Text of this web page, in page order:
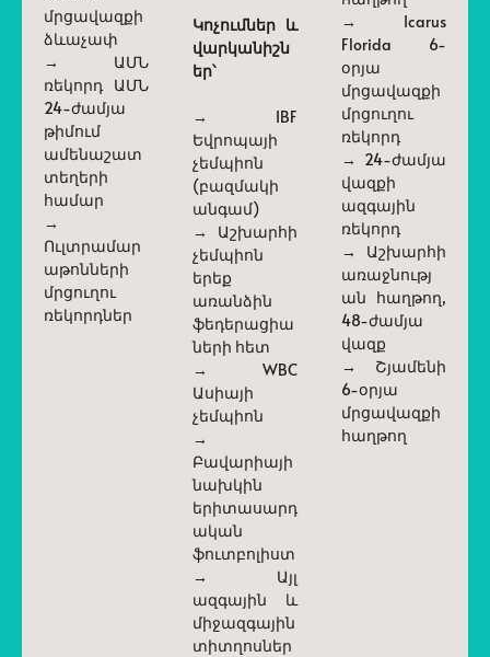
մրցավազքի
ձևաչափ
→ ԱՄՆ
ռեկորդ ԱՄՆ
24-ժամյա
թիմում
ամենաշատ
տեղերի
համար
→
Ուլտրամար
աթոնների
մրցուղու
ռեկորդներ
Կոչումներ և
վարկանիշն
եր՝
→ IBF
Եվրոպայի
չեմպիոն
(բազմակի
անգամ)
→ Աշխարհի
չեմպիոն
երեք
առանձին
ֆեդերացիա
ների հետ
→ WBC
Ասիայի
չեմպիոն
→
Բավարիայի
նախկին
երիտասարդ
ական
ֆուտբոլիստ
→ Այլ
ազգային և
միջազգային
տիտղոսներ
→ Icarus
Florida 6-
օրյա
մրցավազքի
մրցուղու
ռեկորդ
→ 24-ժամյա
վազքի
ազգային
ռեկորդ
→ Աշխարհի
առաջնությ
ան հաղթող,
48-ժամյա
վազք
→ Շյամենի
6-օրյա
մրցավազքի
հաղթող